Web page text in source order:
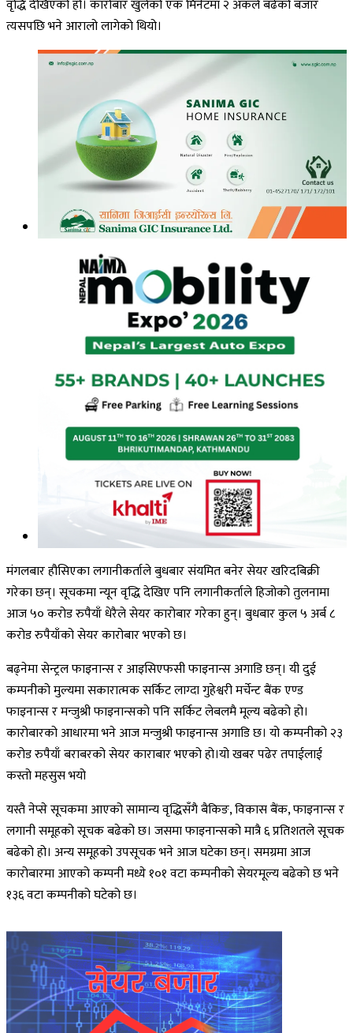
वृद्धि देखिएको हो। कारोबार खुलेको एक मिनेटमा २ अंकले बढेको बजार
त्यसपछि भने आरालो लागेको थियो।
मंगलबार हौसिएका लगानीकर्ताले बुधबार संयमित बनेर सेयर खरिदबिक्री
गरेका छन्। सूचकमा न्यून वृद्धि देखिए पनि लगानीकर्ताले हिजोको तुलनामा
आज ५० करोड रुपैयाँ धेरैले सेयर कारोबार गरेका हुन्। बुधबार कुल ५ अर्ब ८
करोड रुपैयाँको सेयर कारोबार भएको छ।
बढ्नेमा सेन्ट्रल फाइनान्स र आइसिएफसी फाइनान्स अगाडि छन्। यी दुई
कम्पनीको मुल्यमा सकारात्मक सर्किट लाग्दा गुहेश्वरी मर्चेन्ट बैंक एण्ड
फाइनान्स र मन्जुश्री फाइनान्सको पनि सर्किट लेबलमै मूल्य बढेको हो।
कारोबारको आधारमा भने आज मन्जुश्री फाइनान्स अगाडि छ। यो कम्पनीको २३
करोड रुपैयाँ बराबरको सेयर काराबार भएको हो।यो खबर पढेर तपाईलाई
कस्तो महसुस भयो
यस्तै नेप्से सूचकमा आएको सामान्य वृद्धिसँगै बैकिङ, विकास बैंक, फाइनान्स र
लगानी समूहको सूचक बढेको छ। जसमा फाइनान्सको मात्रै ६ प्रतिशतले सूचक
बढेको हो। अन्य समूहको उपसूचक भने आज घटेका छन्। समग्रमा आज
कारोबारमा आएको कम्पनी मध्ये १०१ वटा कम्पनीको सेयरमूल्य बढेको छ भने
१३६ वटा कम्पनीको घटेको छ।